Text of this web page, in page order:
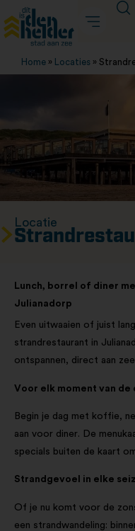
Home » Locaties »
Locatie
Lunch, borrel of diner
Julianadorp
Even uitwaaien of juist
strandrestaurant in
ontspannen, direct aan
Voor elk moment van de
Begin je dag met koffie,
aan voor diner. De
specials buiten de kaart
Strandgevoel in elke
Of je nu komt voor de
een strandwandeling: